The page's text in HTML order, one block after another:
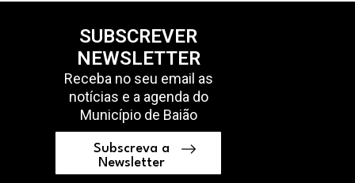
SUBSCREVER
NEWSLETTER
Receba no seu email as
notícias e a agenda do
Município de Baião
Subscreva a
Newsletter